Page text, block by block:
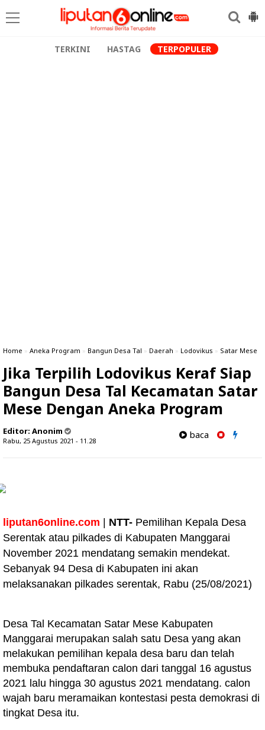
TERKINI HASTAG TERPOPULER
Home » Aneka Program » Bangun Desa Tal » Daerah » Lodovikus » Satar Mese
Jika Terpilih Lodovikus Keraf Siap
Bangun Desa Tal Kecamatan Satar
Mese Dengan Aneka Program
Editor: Anonim
Rabu, 25 Agustus 2021 - 11.28
baca
liputan6online.com NTT- Pemilihan Kepala Desa
Serentak atau pilkades di Kabupaten Manggarai
November 2021 mendatang semakin mendekat.
Sebanyak 94 Desa di Kabupaten ini akan
melaksanakan pilkades serentak, Rabu (25/08/2021)
Desa Tal Kecamatan Satar Mese Kabupaten
Manggarai merupakan salah satu Desa yang akan
melakukan pemilihan kepala desa baru dan telah
membuka pendaftaran calon dari tanggal 16 agustus
2021 lalu hingga 30 agustus 2021 mendatang. calon
wajah baru meramaikan kontestasi pesta demokrasi di
tingkat Desa itu.